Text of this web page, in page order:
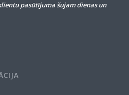
pasūtījuma šujam dienas un